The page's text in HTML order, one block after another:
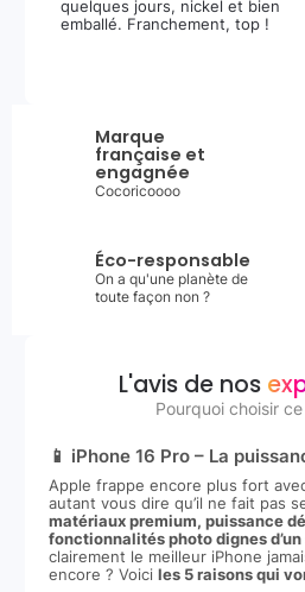
quelques jours, nickel et bien
emballé. Franchement, top !
Marque
française et
engagnée
Cocoricoooo
Éco-responsable
On a qu'une planète de
toute façon non ?
L'avis de nos
Pourquoi choisir
📱 iPhone 16 Pro – La
Apple frappe encore plus fort
autant vous dire qu’il ne fait pas
matériaux premium, puissance
fonctionnalités photo dignes
clairement le meilleur iPhone
encore ? Voici les 5 raisons qui